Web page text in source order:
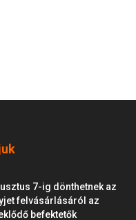
7-ig dönthetnek az
felvásárlásáról az
befektetők